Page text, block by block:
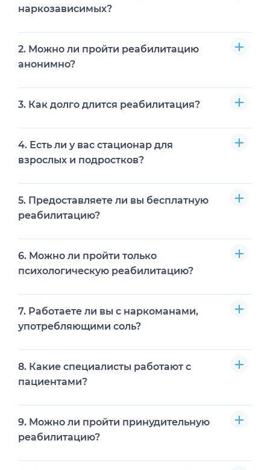
наркозависимых?
восстановление физического, психического и
социального здоровья пациента после
2. Можно ли пройти реабилитацию
анонимно?
3. Как долго длится реабилитация?
от тяжести зависимости.
4. Есть ли у вас стационар для
взрослых и подростков?
несовершеннолетних пациентов.
5. Предоставляете ли вы бесплатную
реабилитацию?
юридических показаний.
6. Можно ли пройти только
психологическую реабилитацию?
мотивационные сессии.
7. Работаете ли вы с наркоманами,
употребляющими соль?
солевых наркозависимых.
8. Какие специалисты работают с
пациентами?
социальные работники и консультанты.
9. Можно ли пройти принудительную
реабилитацию?